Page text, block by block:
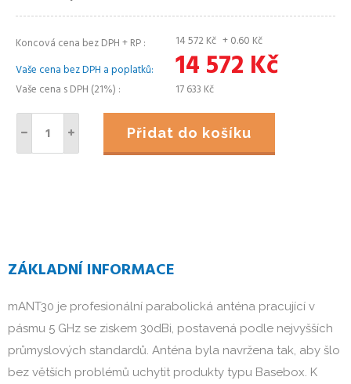
Koncová cena bez DPH + RP 14 572Kč + 0.60 Kč
Vaše cena bez DPH a poplatků
14 572 Kč
Vaše cena s DPH (21%) 17 633 Kč
Přidat do košíku
ZÁKLADNÍ INFORMACE
mANT30 je profesionální parabolická anténa pracující v
pásmu 5 GHz se ziskem 30dBi, postavená podle nejvyšších
průmyslových standardů. Anténa byla navržena tak, aby šlo
bez větších problémů uchytit produkty typu Basebox. K